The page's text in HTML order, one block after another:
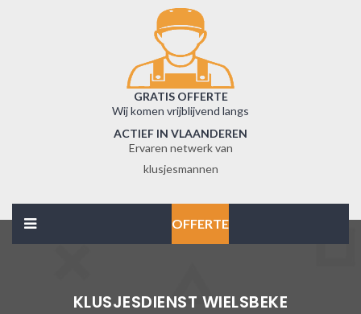
GRATIS OFFERTE
Wij komen vrijblijvend langs
ACTIEF IN VLAANDEREN
Ervaren netwerk van
klusjesmannen
OFFERTE
KLUSJESDIENST WIELSBEKE